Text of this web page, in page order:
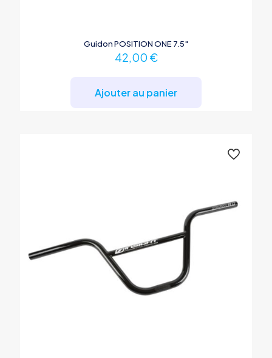
Guidon POSITION ONE 7.5″
42,00 €
Ajouter au panier